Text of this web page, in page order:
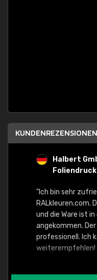
KUNDENREZENSIONEN
Halbert
Foliendruck
"Ich bin sehr
RALkleuren.com.
und die Ware ist
angekommen.
professionell. Ich
weiterempfehlen!